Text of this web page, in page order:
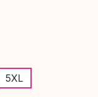
ist zurzeit nicht
Option ist zurzeit
5XL